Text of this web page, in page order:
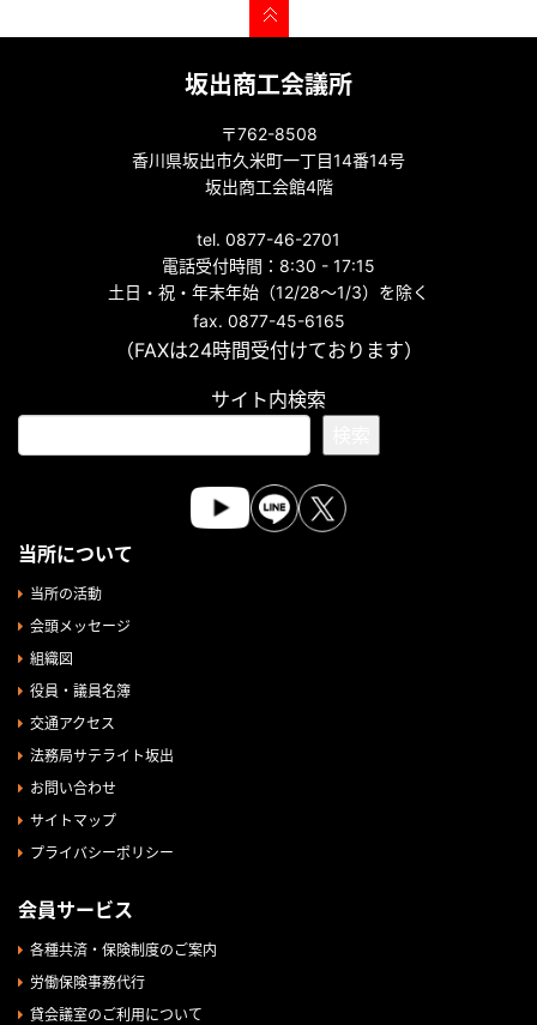
坂出商工会議所
〒762-8508
香川県坂出市久米町一丁目14番14号
坂出商工会館4階
tel. 0877-46-2701
電話受付時間：8:30 - 17:15
土日・祝・年末年始（12/28～1/3）を除く
fax. 0877-45-6165
（FAXは24時間受付けております）
サイト内検索
当所について
当所の活動
会頭メッセージ
組織図
役員・議員名簿
交通アクセス
法務局サテライト坂出
お問い合わせ
サイトマップ
プライバシーポリシー
会員サービス
各種共済・保険制度のご案内
労働保険事務代行
貸会議室のご利用について